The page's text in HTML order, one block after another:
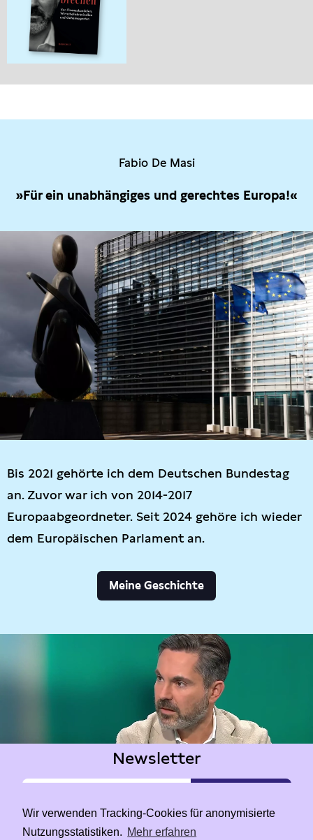
Wir verwenden Tracking-Cookies für anonymisierte
Nutzungsstatistiken. Mehr erfahren
Fabio De Masi
»Für ein unabhängiges und gerechtes Europa!«
Bis 2021 gehörte ich dem Deutschen Bundestag
an. Zuvor war ich von 2014-2017
Europaabgeordneter. Seit 2024 gehöre ich wieder
dem Europäischen Parlament an.
Meine Geschichte
Newsletter